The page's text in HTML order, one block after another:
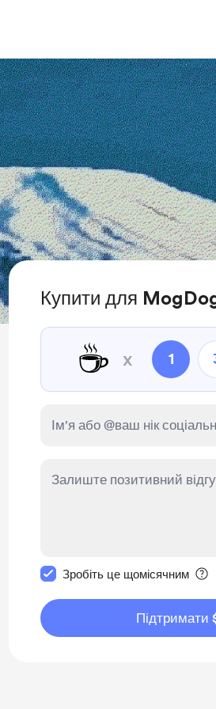
Купити для
☕ x 1
Зробіть це щомісячним
Підтримати